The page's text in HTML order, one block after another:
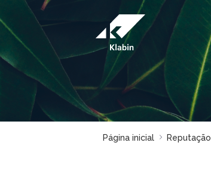
Pular para o Conteúdo principal
Página inicial Reputação